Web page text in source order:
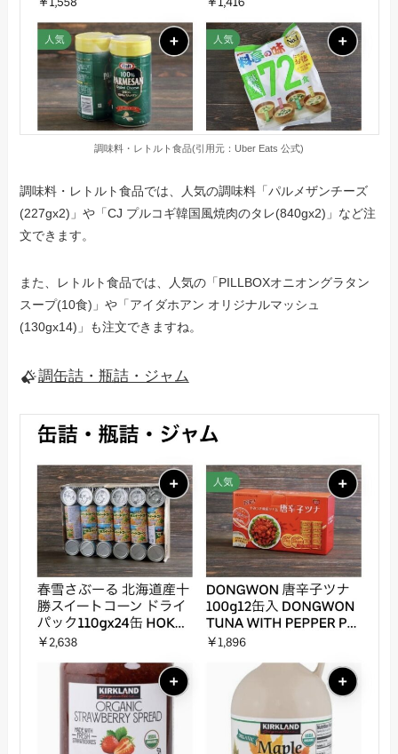
調味料・レトルト食品(引用元：Uber Eats 公式)
調味料・レトルト食品では、人気の調味料「パルメザンチーズ
(227gx2)」や「CJ プルコギ韓国風焼肉のタレ(840gx2)」など注
文できます。
また、レトルト食品では、人気の「PILLBOXオニオングラタン
スープ(10食)」や「アイダホアン オリジナルマッシュ
(130gx14)」も注文できますね。
調缶詰・瓶詰・ジャム